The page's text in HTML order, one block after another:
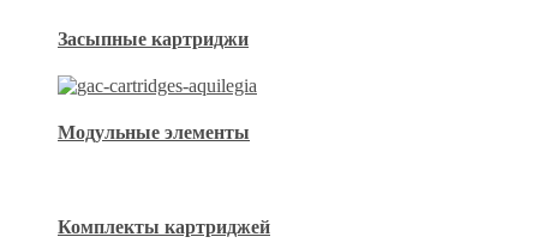
Засыпные картриджи
Модульные элементы
Комплекты картриджей